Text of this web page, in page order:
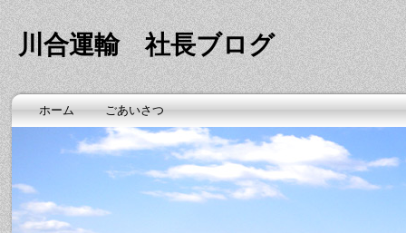
川合運輸 社長ブログ
ホーム ごあいさつ